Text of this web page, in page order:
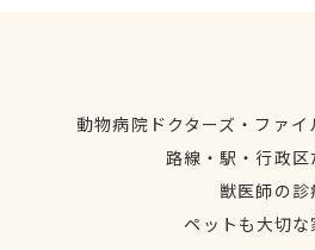
動物病院ドクターズ・ファ
路線・駅・行政
獣医師の
ペットも大切